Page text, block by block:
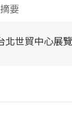
要
北世貿中心展